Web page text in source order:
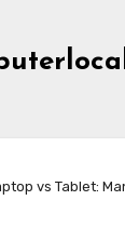
vs Tablet: